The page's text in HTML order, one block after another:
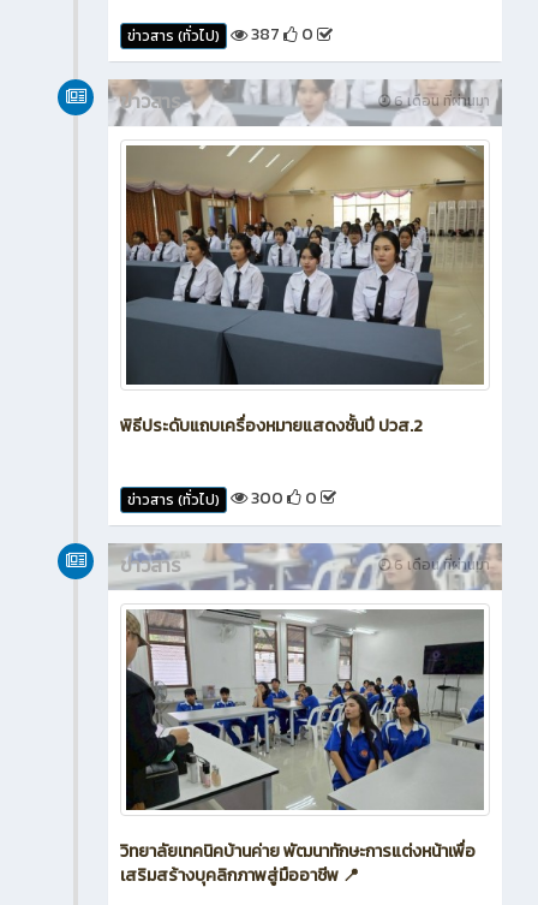
ข่าวสาร (ทั่วไป) 387 0
6 เดือน ที่ผ่านมา
ข่าวสาร
พิธีประดับแถบเครื่องหมายแสดงชั้นปี ปวส.2
ข่าวสาร (ทั่วไป) 300 0
6 เดือน ที่ผ่านมา
ข่าวสาร
วิทยาลัยเทคนิคบ้านค่าย พัฒนาทักษะการแต่งหน้าเพื่อ
เสริมสร้างบุคลิกภาพสู่มืออาชีพ 📍